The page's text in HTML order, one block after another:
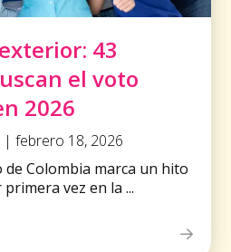
43
el voto
2026
| febrero 18, 2026
Colombia marca un hito
vez en la ...